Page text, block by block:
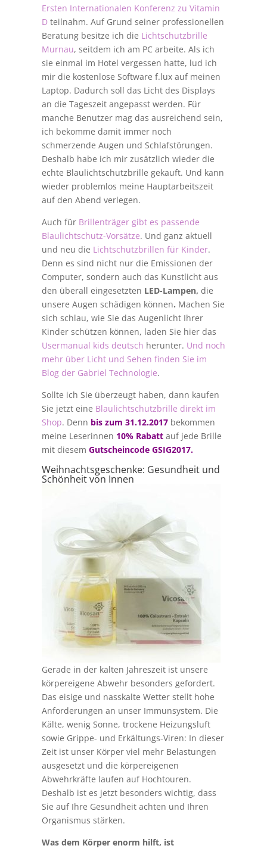
Ersten Internationalen Konferenz zu Vitamin
Dteilnahm. Auf Grund seiner professionellen
Beratung besitze ich die Lichtschutzbrille
Murnau, seitdem ich am PC arbeite. Als ich
sie einmal im Hotel vergessen hatte, lud ich
mir die kostenlose Software f.lux auf meinen
Laptop. Dadurch soll das Licht des Displays
an die Tageszeit angepasst werden. Für
manche Benutzer mag das ausreichend sein,
ich bekomme damit immer noch
schmerzende Augen und Schlafstörungen.
Deshalb habe ich mir zusätzlich wieder die
echte Blaulichtschutzbrille gekauft. Und kann
wieder problemlos meine Hauptarbeitszeit
auf den Abend verlegen.
Auch für Brillenträger gibt es passende
Blaulichtschutz-Vorsätze. Und ganz aktuell
und neu die Lichtschutzbrillen für Kinder.
Denn es sind nicht nur die Emissionen der
Computer, sondern auch das Kunstlicht aus
den überall eingesetzten LED-Lampen, die
unsere Augen schädigen können. Machen Sie
sich schlau, wie Sie das Augenlicht Ihrer
Kinder schützen können, laden Sie hier das
Usermanual kids deutsch herunter. Und noch
mehr über Licht und Sehen finden Sie im
Blog der Gabriel Technologie.
Sollte ich Sie überzeugt haben, dann kaufen
Sie jetzt eine Blaulichtschutzbrille direkt im
Shop. Denn bis zum 31.12.2017 bekommen
meine Leserinnen 10% Rabatt auf jede Brille
mit diesem Gutscheincode GSIG2017.
Weihnachtsgeschenke: Gesundheit und
Schönheit von Innen
Gerade in der kalten Jahreszeit ist unsere
körpereigene Abwehr besonders gefordert.
Das eisige und nasskalte Wetter stellt hohe
Anforderungen an unser Immunsystem. Die
Kälte, wenig Sonne, trockene Heizungsluft
sowie Grippe- und Erkältungs-Viren: In dieser
Zeit ist unser Körper viel mehr Belastungen
ausgesetzt und die körpereigenen
Abwehrkräfte laufen auf Hochtouren.
Deshalb ist es jetzt besonders wichtig, dass
Sie auf Ihre Gesundheit achten und Ihren
Organismus stärken.
Was dem Körper enorm hilft, ist